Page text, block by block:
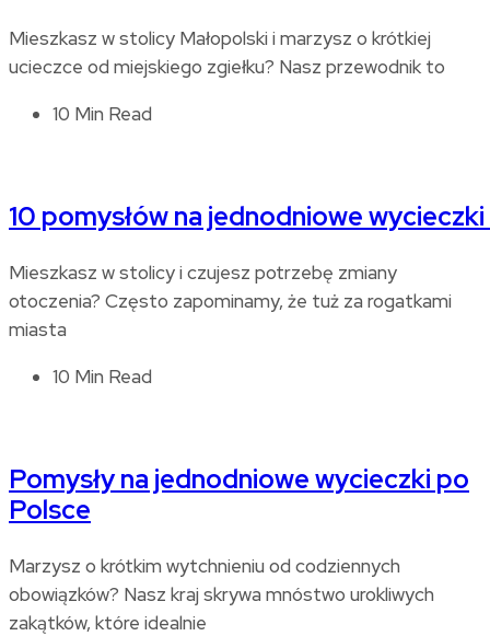
Mieszkasz w stolicy Małopolski i marzysz o krótkiej
ucieczce od miejskiego zgiełku? Nasz przewodnik to
10 Min Read
10 pomysłów na jednodniowe
Mieszkasz w stolicy i czujesz potrzebę zmiany
otoczenia? Często zapominamy, że tuż za rogatkami
miasta
10 Min Read
Pomysły na jednodniowe wycieczki po
Polsce
Marzysz o krótkim wytchnieniu od codziennych
obowiązków? Nasz kraj skrywa mnóstwo urokliwych
zakątków, które idealnie